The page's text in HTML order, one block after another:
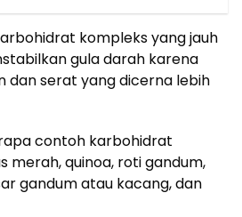
kompleks yang jauh
gula darah karena
dan serat yang dicerna lebih
contoh karbohidrat
merah, quinoa, roti gandum,
gandum atau kacang, dan